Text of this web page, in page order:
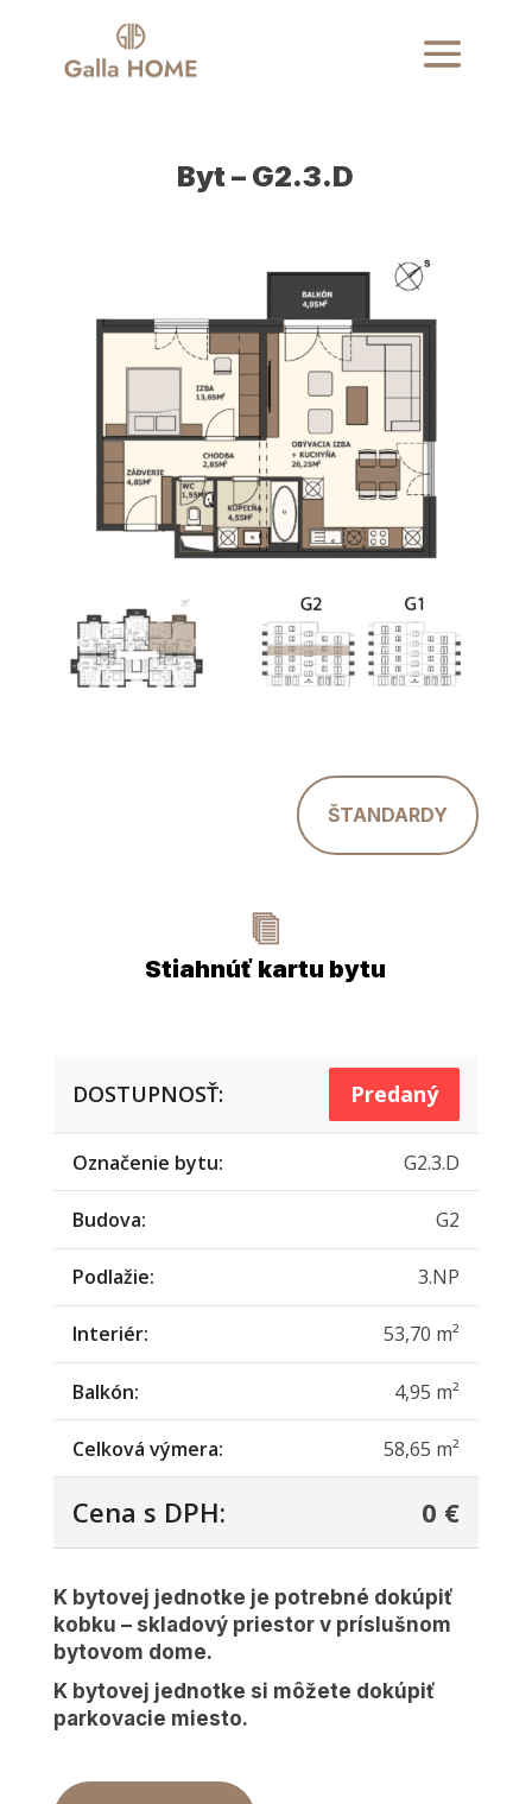
Byt – G2.3.D
ŠTANDARDY
Stiahnúť kartu bytu
DOSTUPNOSŤ: Predaný
Označenie bytu: G2.3.D
Budova: G2
Podlažie: 3.NP
Interiér: 53,70 m²
Balkón: 4,95 m²
Celková výmera: 58,65 m²
Cena s DPH: 0 €
K bytovej jednotke je potrebné dokúpiť
kobku – skladový priestor v príslušnom
bytovom dome.
K bytovej jednotke si môžete dokúpiť
parkovacie miesto.